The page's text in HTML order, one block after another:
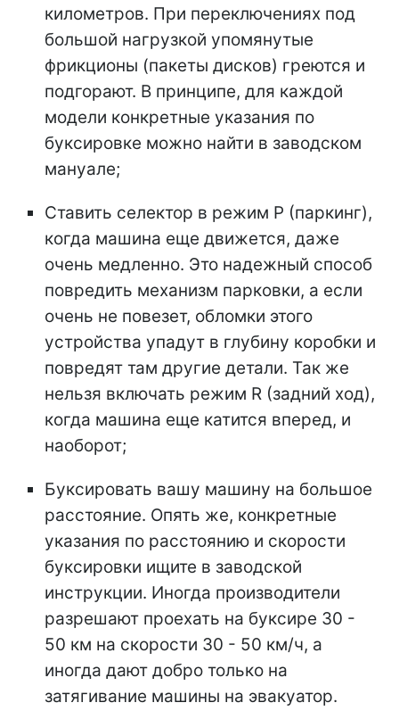
километров. При переключениях под
большой нагрузкой упомянутые
фрикционы (пакеты дисков) греются и
подгорают. В принципе, для каждой
модели конкретные указания по
буксировке можно найти в заводском
мануале;
Ставить селектор в режим P (паркинг),
когда машина еще движется, даже
очень медленно. Это надежный способ
повредить механизм парковки, а если
очень не повезет, обломки этого
устройства упадут в глубину коробки и
повредят там другие детали. Так же
нельзя включать режим R (задний ход),
когда машина еще катится вперед, и
наоборот;
Буксировать вашу машину на большое
расстояние. Опять же, конкретные
указания по расстоянию и скорости
буксировки ищите в заводской
инструкции. Иногда производители
разрешают проехать на буксире 30 -
50 км на скорости 30 - 50 км/ч, а
иногда дают добро только на
затягивание машины на эвакуатор.